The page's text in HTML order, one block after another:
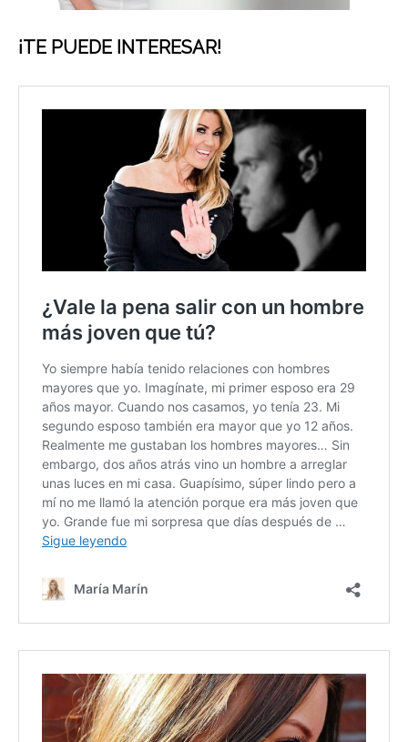
¡TE PUEDE INTERESAR!